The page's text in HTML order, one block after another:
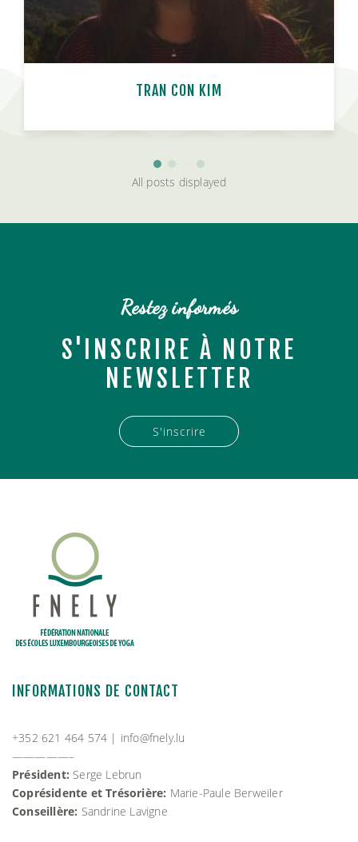
TRAN CON KIM
S'INSCRIRE À NOTRE
NEWSLETTER
+352 621 464 574 | info@fnely.lu
Président:Serge Lebrun
Coprésidente et Trésorière:
Conseillère:Sandrine Lavigne